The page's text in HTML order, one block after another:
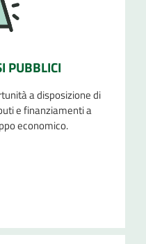
PUBBLICI
a disposizione di
e finanziamenti a
economico.